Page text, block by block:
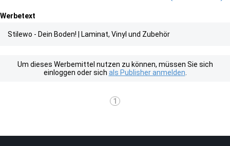
Werbetext
Stilewo - Dein Boden! | Laminat, Vinyl und Zubehör
Um dieses Werbemittel nutzen zu können, müssen Sie sich
einloggen oder sich als Publisher anmelden
1